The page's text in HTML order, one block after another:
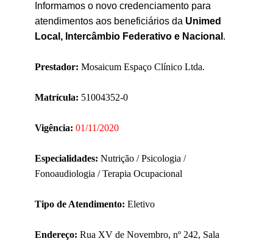
Informamos o novo credenciamento para
atendimentos aos beneficiários da Unimed
Local, Intercâmbio Federativo e Nacional .
Prestador: Mosaicum Espaço Clínico Ltda.
Matrícula: 51004352-0
Vigência: 01/11/2020
Especialidades: Nutrição / Psicologia /
Fonoaudiologia / Terapia Ocupacional
Tipo de Atendimento: Eletivo
Endereço: Rua XV de Novembro, nº 242, Sala